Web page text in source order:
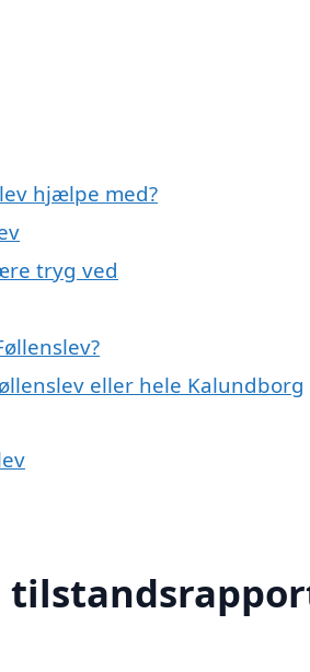
hjælpe med?
tryg ved
eller hele Kalundborg